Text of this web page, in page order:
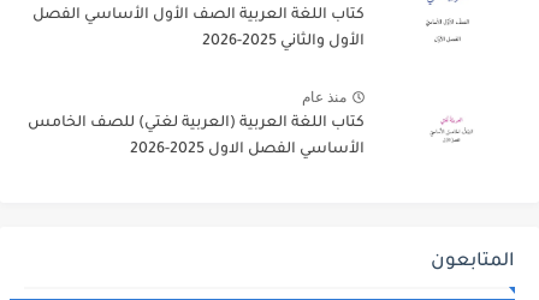
كتاب اللغة العربية الصف الأول الأساسي الفصل
الأول والثاني 2025-2026
منذ عام
كتاب اللغة العربية (العربية لغتي) للصف الخامس
الأساسي الفصل الاول 2025-2026
المتابعون